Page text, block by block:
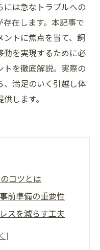
は急なトラブルへの
在します。本記事で
トに焦点を当て、飼
動を実現するために必
トを徹底解説。実際の
、満足のいく引越し体
します。
コツとは
前準備の重要性
スを減らす工夫
の活用ポイント